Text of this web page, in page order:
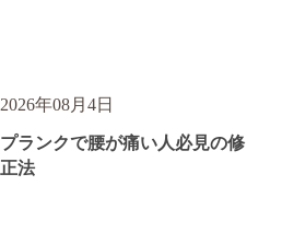
2026年08月4日
プランクで腰が痛い人必見の修
正法